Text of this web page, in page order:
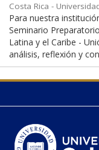
Costa Rica -
Para nuestra
Seminario
Latina y el Caribe -
análisis, reflexión y